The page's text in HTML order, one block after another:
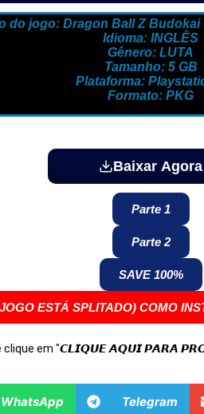
do jogo: Dragon Ball Z Budokai
Idioma: INGLÊS
Gênero: LUTA
Tamanho: 5 GB
Plataforma:
Formato: PKG
Baixar Agora
Parte 1
Parte 2
SAVE 100%
ESTÁ SPLITADO) COMO
em "𝘾𝙇𝙄𝙌𝙐𝙀 𝘼𝙌𝙐𝙄 𝙋𝘼𝙍𝘼
WhatsApp Telegram